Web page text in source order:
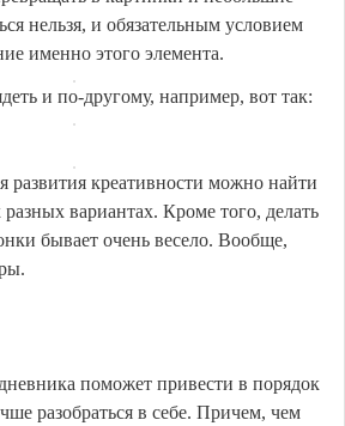
нельзя, и обязательным условием
именно этого элемента.
и по-другому, например, вот так:
развития креативности можно найти
вариантах. Кроме того, делать
бывает очень весело. Вообще,
поможет привести в порядок
разобраться в себе. Причем, чем